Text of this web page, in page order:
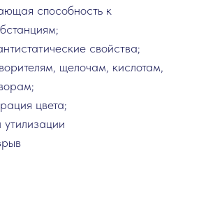
способность к
свойства;
щелочам, кислотам,
цвета;